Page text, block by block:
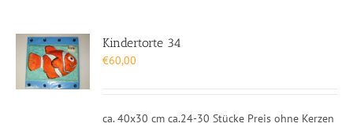
Kindertorte 34
€60,00
ca. 40x30 cm ca.24-30 Stücke Preis ohne Kerzen